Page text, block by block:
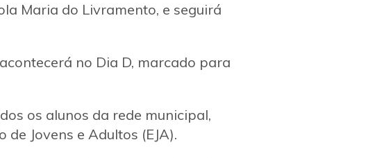
Maria do Livramento, e seguirá
no Dia D, marcado para
os alunos da rede municipal,
Jovens e Adultos (EJA).